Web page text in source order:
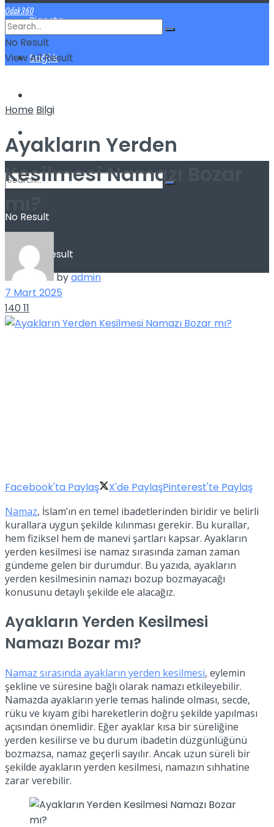
Sigorta
Sağlık
No Result
View All Result
Odak360
No Result
View All Result
Home Bilgi
Ayakların Yerden
Kesilmesi Namazı Bozar
byadmin
7 Mart 2025
14011
Facebook'ta Paylaş X'de PaylaşPinterest'te Paylaş
Namaz, İslam’ın en temel ibadetlerinden biridir ve belirli
kurallara uygun şekilde kılınması gerekir. Bu kurallar,
hem fiziksel hem de manevi şartları kapsar. Ayakların
yerden kesilmesi ise namaz sırasında zaman zaman
gündeme gelen bir durumdur. Bu yazıda, ayakların
yerden kesilmesinin namazı bozup bozmayacağı
konusunu detaylı şekilde ele alacağız.
Ayakların Yerden Kesilmesi
Namazı Bozar mı?
Namaz sırasında ayakların yerden kesilmesi, eylemin
şekline ve süresine bağlı olarak namazı etkileyebilir.
Namazda ayakların yerle temas halinde olması, secde,
rüku ve kıyam gibi hareketlerin doğru şekilde yapılması
açısından önemlidir. Eğer ayaklar kısa bir süreliğine
yerden kesilirse ve bu durum ibadetin düzgünlüğünü
bozmazsa, namaz geçerli sayılır. Ancak uzun süreli bir
şekilde ayakların yerden kesilmesi, namazın sıhhatine
zarar verebilir.